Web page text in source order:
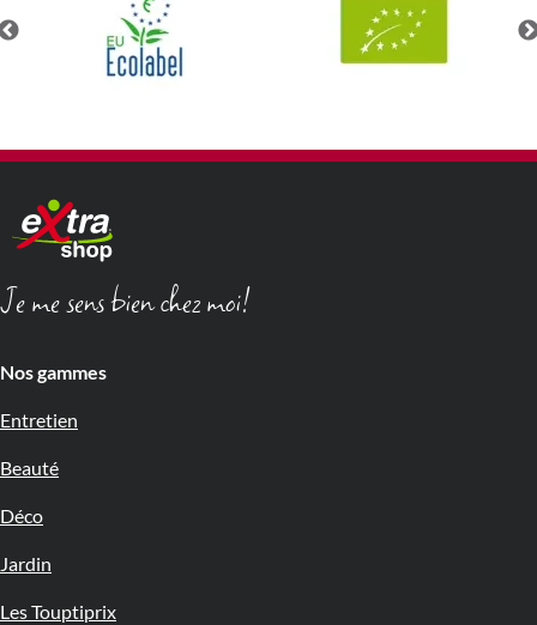
Je me sens bien chez moi!
Nos gammes
Entretien
Beauté
Déco
Jardin
Les Touptiprix